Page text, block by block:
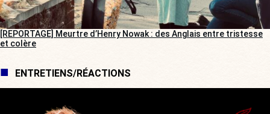
[REPORTAGE] Meurtre d’Henry Nowak : des Anglais entre tristesse
et colère
ENTRETIENS/RÉACTIONS